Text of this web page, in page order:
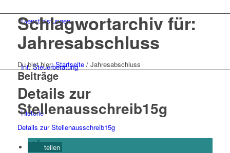
Dienstleistungen
Int. Steuerberatung
Historie
Schlagwortarchiv für:
Jahresabschluss
Du bist hier: Startseite / Jahresabschluss
Beiträge
Details zur
Stellenausschreib15g
Details zur Stellenausschreib15g
teilen